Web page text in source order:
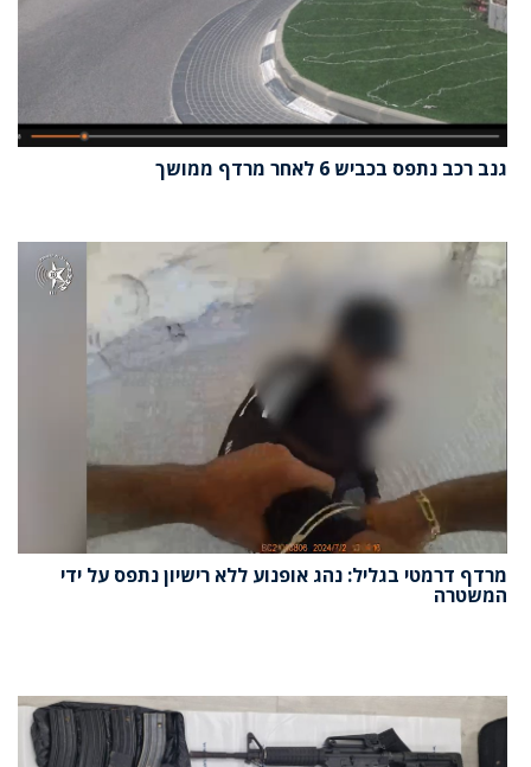
גנב רכב נתפס בכביש 6 לאחר מרדף ממושך
מרדף דרמטי בגליל: נהג אופנוע ללא רישיון נתפס על ידי
המשטרה